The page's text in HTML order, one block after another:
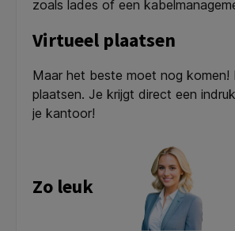
zoals lades of een
Virtueel plaatsen
Maar het beste moet nog komen!
plaatsen. Je krijgt direct een
je kantoor!
Zo leuk